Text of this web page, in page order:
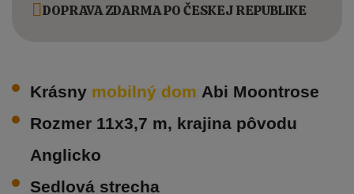
DOPRAVA ZDARMA PO ČESKEJ REPUBLIKE
Krásny mobilný dom Abi Moontrose
Rozmer 11x3,7 m, krajina pôvodu
Anglicko
Sedlová strecha